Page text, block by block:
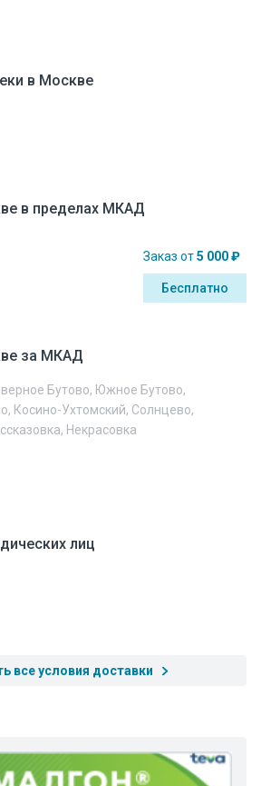
в Москве
в пределах МКАД
Заказ от5 000 ₽
Бесплатно
за МКАД
Бутово, Южное Бутово,
Косино-Ухтомский, Солнцево,
Некрасовка
лиц
все условия доставки